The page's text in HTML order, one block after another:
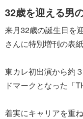
32歳を迎える男の
来月32歳の誕生日を
さんに特別増刊の表
東カレ初出演から約
ドマークとなった「
着実にキャリアを重